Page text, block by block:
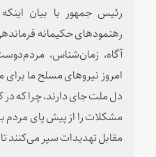
رئیس جمهور با بیان
رهنمودهای حکیمانه
آگاه، زمان‌شناس،
امروز نیروهای مسلح ما برای
دل ملت جای دارند، چرا که در
مشکلات را از پیش پای مردم
مقابل تهدیدات سپر می‌کنند